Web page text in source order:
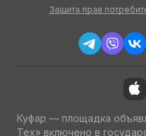
Защита прав
Куфар — площадка
Тех» включено в